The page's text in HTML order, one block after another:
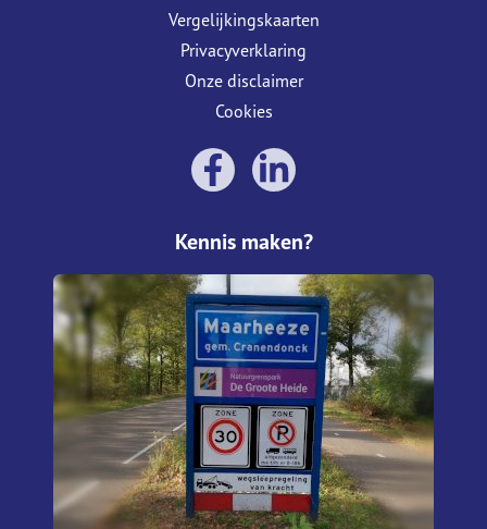
Vergelijkingskaarten
Privacyverklaring
Onze disclaimer
Cookies
Kennis maken?